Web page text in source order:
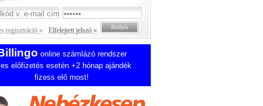
regisztráció » Elfelejtett jelszó »
online számlázó rendszer
előfizetés esetén +2 hónap ajándék
fizess elő most!